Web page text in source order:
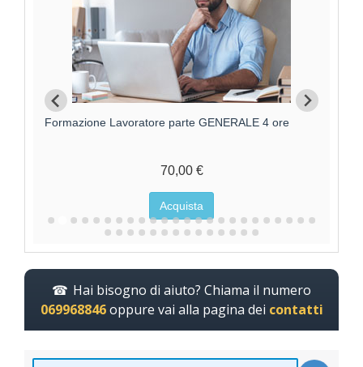
Formazione Lavoratore parte GENERALE 4 ore
70,00 €
Acquista
Hai bisogno di aiuto? Chiama il numero
069968846oppure vai alla pagina dei contatti